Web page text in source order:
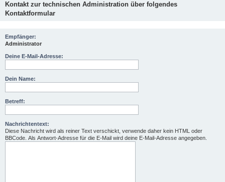
Kontakt zur technischen Administration über folgendes
Kontaktformular
Empfänger:
Administrator
Deine E-Mail-Adresse:
Dein Name:
Betreff:
Nachrichtentext:
Diese Nachricht wird als reiner Text verschickt, verwende daher kein HTML oder
BBCode. Als Antwort-Adresse für die E-Mail wird deine E-Mail-Adresse angegeben.